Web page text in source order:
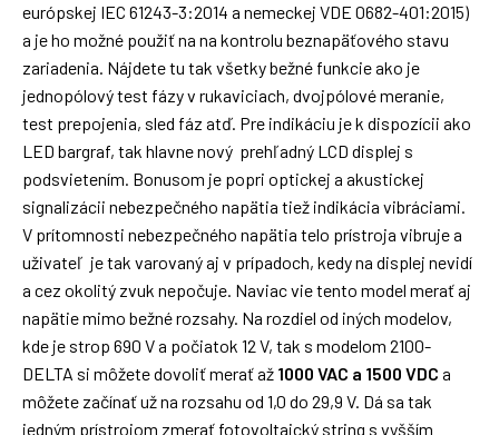
európskej IEC 61243-3:2014 a nemeckej VDE 0682-401:2015)
a je ho možné použiť na na kontrolu beznapäťového stavu
zariadenia. Nájdete tu tak všetky bežné funkcie ako je
jednopólový test fázy v rukaviciach, dvojpólové meranie,
test prepojenia, sled fáz atď. Pre indikáciu je k dispozícii ako
LED bargraf, tak hlavne nový prehľadný LCD displej s
podsvietením. Bonusom je popri optickej a akustickej
signalizácii nebezpečného napätia tiež indikácia vibráciami.
V prítomnosti nebezpečného napätia telo prístroja vibruje a
uživateľ je tak varovaný aj v prípadoch, kedy na displej nevidí
a cez okolitý zvuk nepočuje. Naviac vie tento model merať aj
napätie mimo bežné rozsahy. Na rozdiel od iných modelov,
kde je strop 690 V a počiatok 12 V, tak s modelom 2100-
DELTA si môžete dovoliť merať až 1000 VAC a 1500 VDC a
môžete začínať už na rozsahu od 1,0 do 29,9 V. Dá sa tak
jedným prístrojom zmerať fotovoltaický string s vyšším